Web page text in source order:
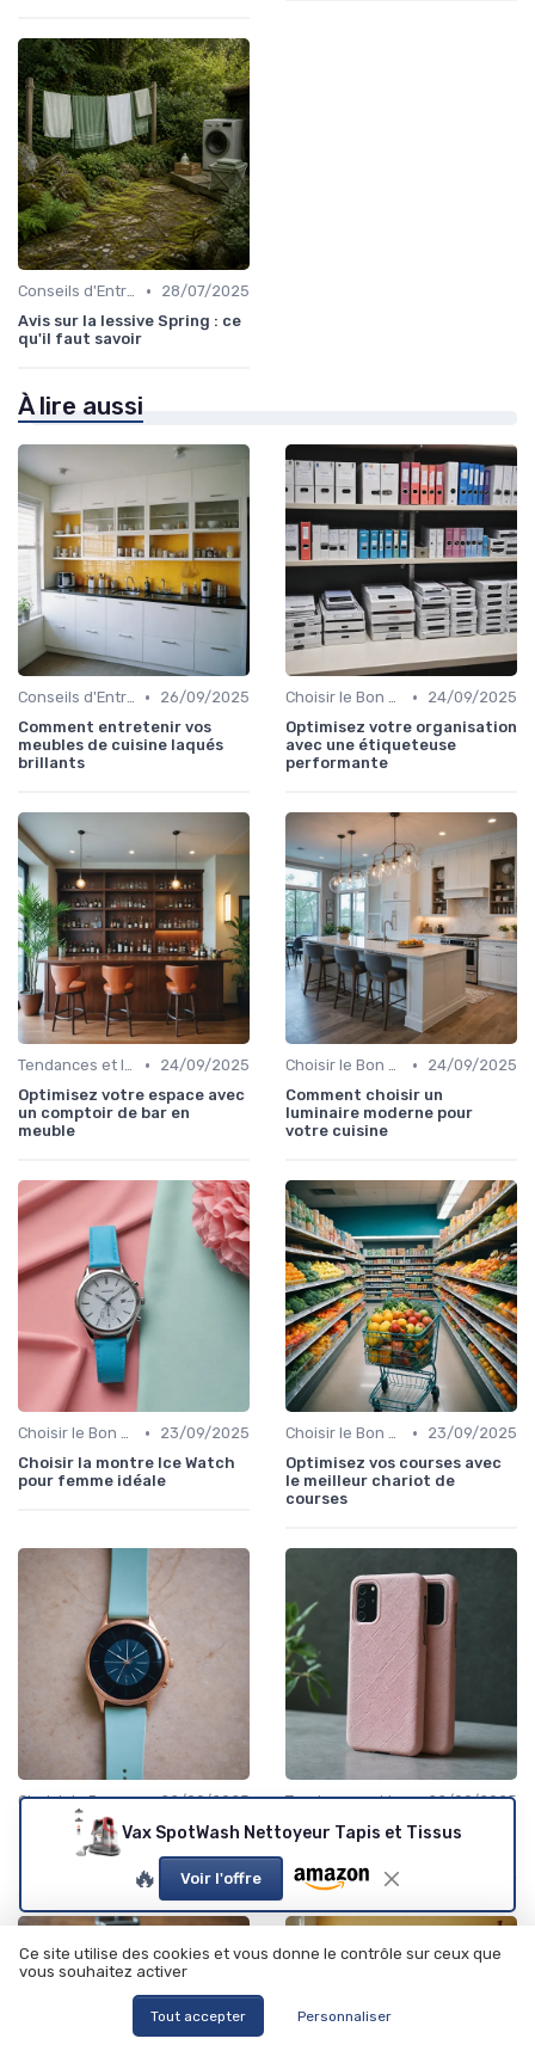
Conseils d'Entretien •
28/07/2025
Avis sur la lessive Spring : ce
qu'il faut savoir
À lire aussi
Conseils d'Entretien •
26/09/2025
Comment entretenir vos
meubles de cuisine laqués
brillants
Choisir le Bon Appareil •
24/09/2025
Optimisez votre organisation
avec une étiqueteuse
performante
Tendances et Innovations •
24/09/2025
Optimisez votre espace avec
un comptoir de bar en
meuble
Choisir le Bon Appareil •
24/09/2025
Comment choisir un
luminaire moderne pour
votre cuisine
Choisir le Bon Appareil •
23/09/2025
Choisir la montre Ice Watch
pour femme idéale
Choisir le Bon Appareil •
23/09/2025
Optimisez vos courses avec
le meilleur chariot de
courses
Choisir le Bon Appareil • 22/09/2025
Choisir une montre
connectée élégante pour
Tendances et Innovations • 22/09/2025
Protégez votre Samsung
Vax SpotWash Nettoyeur Tapis et Tissus
🔥 Voir l'offre
Ce site utilise des cookies et vous donne le contrôle sur ceux que
vous souhaitez activer
Tout accepter Personnaliser